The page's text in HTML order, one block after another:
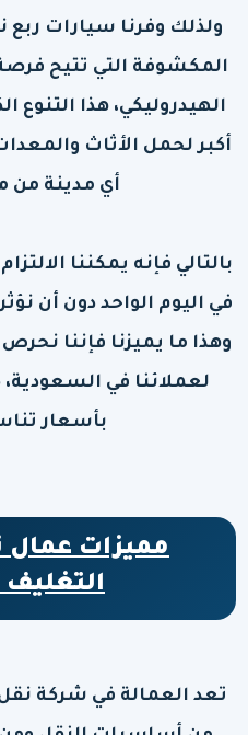
ولذلك وفرنا سيارات
المكشوفة التي تتيح
الهيدروليكي، هذا التنوع
أكبر لحمل الأثاث
أي مدينة من
بالتالي فإنه يمكننا
في اليوم الواحد دون أن
وهذا ما يميزنا فإننا
لعملائنا في
بأسعار
مميزات
التغليف
تعد العمالة في شركة